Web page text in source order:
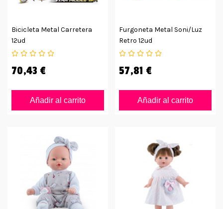
Bicicleta Metal Carretera
12ud
70,43 €
Añadir al carrito
Furgoneta Metal Soni/luz
Retro 12ud
57,81 €
Añadir al carrito